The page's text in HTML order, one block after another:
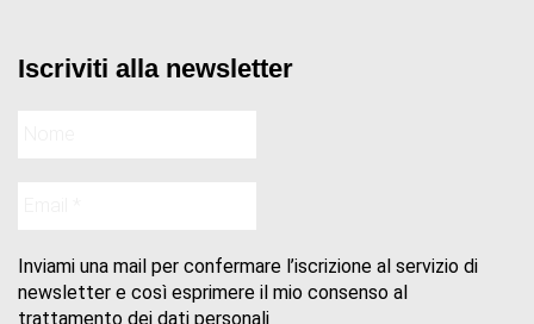
Iscriviti alla newsletter
Inviami una mail per confermare l’iscrizione al servizio di
newsletter e così esprimere il mio consenso al
trattamento dei dati personali